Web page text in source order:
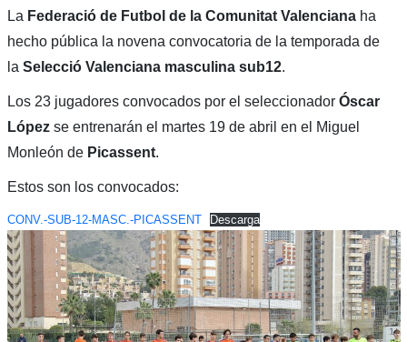
La Federació de Futbol de la Comunitat Valenciana ha
hecho pública la novena convocatoria de la temporada de
la Selecció Valenciana masculina sub12.
Los 23 jugadores convocados por el seleccionador Óscar
López se entrenarán el martes 19 de abril en el Miguel
Monleón de Picassent.
Estos son los convocados:
CONV.-SUB-12-MASC.-PICASSENT Descarga